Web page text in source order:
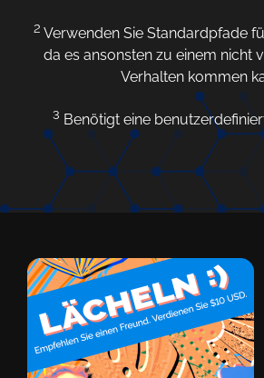
2 Verwenden Sie Standardpfade
da es ansonsten zu einem nicht
Verhalten kommen
3 Benötigt eine